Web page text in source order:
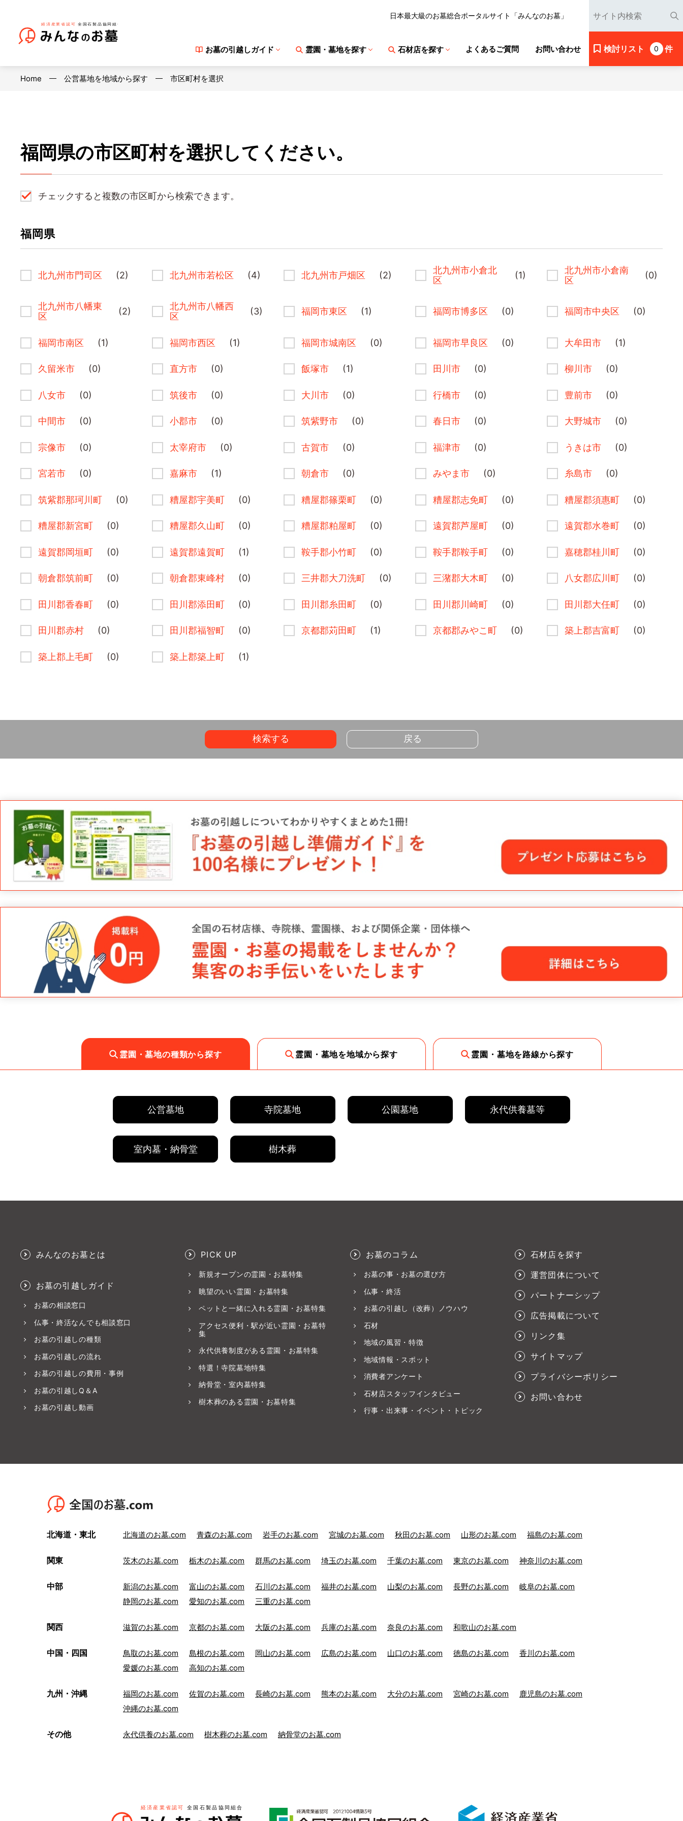
日本最大級のお墓総合ポータルサイト「みんなのお墓」
お墓の引越しガイド 霊園・墓地を探す 石材店を探す よくあるご質問 お問い合わせ 検討リスト 0 件
Home 公営墓地を地域から探す 市区町村を選択
福岡県の市区町村を選択してください。
チェックすると複数の市区町から検索できます。
福岡県
北九州市門司区 (2) 北九州市若松区 (4) 北九州市戸畑区 (2)
北九州市小倉北
区
(1)
北九州市小倉南
区
(0)
北九州市八幡東
区
(2)
北九州市八幡西
区
(3) 福岡市東区 (1) 福岡市博多区 (0) 福岡市中央区 (0)
福岡市南区 (1) 福岡市西区 (1) 福岡市城南区 (0) 福岡市早良区 (0) 大牟田市 (1)
久留米市 (0) 直方市 (0) 飯塚市 (1) 田川市 (0) 柳川市 (0)
八女市 (0) 筑後市 (0) 大川市 (0) 行橋市 (0) 豊前市 (0)
中間市 (0) 小郡市 (0) 筑紫野市 (0) 春日市 (0) 大野城市 (0)
宗像市 (0) 太宰府市 (0) 古賀市 (0) 福津市 (0) うきは市 (0)
宮若市 (0) 嘉麻市 (1) 朝倉市 (0) みやま市 (0) 糸島市 (0)
筑紫郡那珂川町 (0) 糟屋郡宇美町 (0) 糟屋郡篠栗町 (0) 糟屋郡志免町 (0) 糟屋郡須惠町 (0)
糟屋郡新宮町 (0) 糟屋郡久山町 (0) 糟屋郡粕屋町 (0) 遠賀郡芦屋町 (0) 遠賀郡水巻町 (0)
遠賀郡岡垣町 (0) 遠賀郡遠賀町 (1) 鞍手郡小竹町 (0) 鞍手郡鞍手町 (0) 嘉穂郡桂川町 (0)
朝倉郡筑前町 (0) 朝倉郡東峰村 (0) 三井郡大刀洗町 (0) 三潴郡大木町 (0) 八女郡広川町 (0)
田川郡香春町 (0) 田川郡添田町 (0) 田川郡糸田町 (0) 田川郡川崎町 (0) 田川郡大任町 (0)
田川郡赤村 (0) 田川郡福智町 (0) 京都郡苅田町 (1) 京都郡みやこ町 (0) 築上郡吉富町 (0)
築上郡上毛町 (0) 築上郡築上町 (1)
検索する 戻る
霊園・墓地の種類から探す 霊園・墓地を地域から探す 霊園・墓地を路線から探す
公営墓地 寺院墓地 公園墓地 永代供養墓等
室内墓・納骨堂 樹木葬
みんなのお墓とは
お墓の引越しガイド
お墓の相談窓口
仏事・終活なんでも相談窓口
お墓の引越しの種類
お墓の引越しの流れ
お墓の引越しの費用・事例
お墓の引越しQ＆A
お墓の引越し動画
PICK UP
新規オープンの霊園・お墓特集
眺望のいい霊園・お墓特集
ペットと一緒に入れる霊園・お墓特集
アクセス便利・駅が近い霊園・お墓特
集
永代供養制度がある霊園・お墓特集
特選！寺院墓地特集
納骨堂・室内墓特集
樹木葬のある霊園・お墓特集
お墓のコラム
お墓の事・お墓の選び方
仏事・終活
お墓の引越し（改葬）ノウハウ
石材
地域の風習・特徴
地域情報・スポット
消費者アンケート
石材店スタッフインタビュー
行事・出来事・イベント・トピック
石材店を探す
運営団体について
パートナーシップ
広告掲載について
リンク集
サイトマップ
プライバシーポリシー
お問い合わせ
北海道・東北 北海道のお墓.com 青森のお墓.com 岩手のお墓.com 宮城のお墓.com 秋田のお墓.com 山形のお墓.com 福島のお墓.com
関東 茨木のお墓.com 栃木のお墓.com 群馬のお墓.com 埼玉のお墓.com 千葉のお墓.com 東京のお墓.com 神奈川のお墓.com
中部 新潟のお墓.com 富山のお墓.com 石川のお墓.com 福井のお墓.com 山梨のお墓.com 長野のお墓.com
岐阜のお墓.com
静岡のお墓.com
愛知のお墓.com 三重のお墓.com
関西 滋賀のお墓.com 京都のお墓.com 大阪のお墓.com 兵庫のお墓.com 奈良のお墓.com 和歌山のお墓.com
中国・四国 鳥取のお墓.com 島根のお墓.com 岡山のお墓.com 広島のお墓.com 山口のお墓.com 徳島のお墓.com
香川のお墓.com
愛媛のお墓.com
高知のお墓.com
九州・沖縄 福岡のお墓.com 佐賀のお墓.com 長崎のお墓.com 熊本のお墓.com 大分のお墓.com 宮崎のお墓.com
鹿児島のお墓.com
沖縄のお墓.com
その他 永代供養のお墓.com 樹木葬のお墓.com 納骨堂のお墓.com